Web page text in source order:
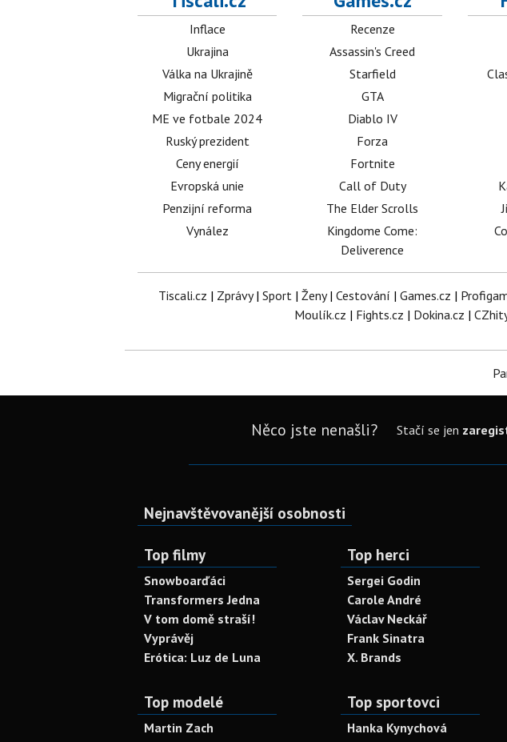
Inflace
Ukrajina
Válka na Ukrajině
Migrační politika
ME ve fotbale 2024
Ruský prezident
Ceny energií
Evropská unie
Penzijní reforma
Vynález
Recenze
Assassin's Creed
Starfield
GTA
Diablo IV
Forza
Fortnite
Call of Duty
The Elder Scrolls
Kingdome Come:
Deliverence
Tiscali.cz | Zprávy| Sport| Ženy| Cestování | Games.cz |
Moulík.cz | Fights.cz | Dokina.cz |
Něco jste nenašli? Stačí se jen
Nejnavštěvovanější osobnosti
Top filmy
Snowboarďáci
Transformers Jedna
V tom domě straší!
Vyprávěj
Erótica: Luz de Luna
Top herci
Sergei Godin
Carole André
Václav Neckář
Frank Sinatra
X. Brands
Top modelé
Martin Zach
Top sportovci
Hanka Kynychová